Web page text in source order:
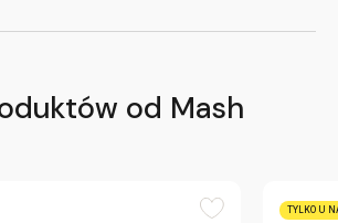
od Mash
TYLKO U